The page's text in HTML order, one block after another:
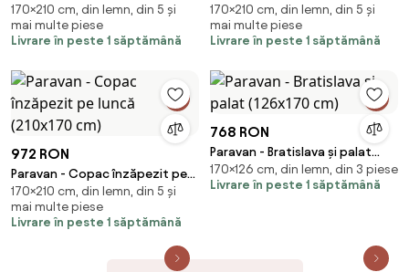
170×210 cm, din lemn, din 5 și
mai multe piese
Livrare în peste 1 săptămână
170×210 cm, din lemn, din 5 și
mai multe piese
Livrare în peste 1 săptămână
972 RON
Paravan - Copac înzăpezit pe
luncă (210x170 cm)
170×210 cm, din lemn, din 5 și
mai multe piese
Livrare în peste 1 săptămână
768 RON
Paravan - Bratislava și palat
(126x170 cm)
170×126 cm, din lemn, din 3 piese
Livrare în peste 1 săptămână